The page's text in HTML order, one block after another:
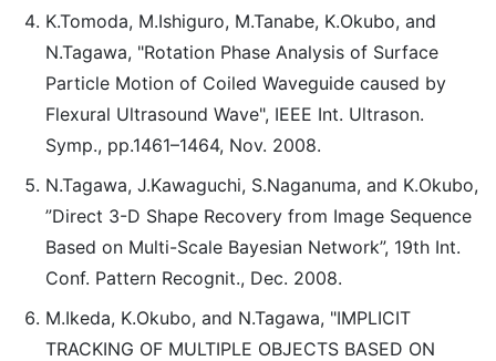
K.Tomoda, M.Ishiguro, M.Tanabe, K.Okubo, and
N.Tagawa, "Rotation Phase Analysis of Surface
Particle Motion of Coiled Waveguide caused by
Flexural Ultrasound Wave", IEEE Int. Ultrason.
Symp., pp.1461–1464, Nov. 2008.
N.Tagawa, J.Kawaguchi, S.Naganuma, and K.Okubo,
”Direct 3-D Shape Recovery from Image Sequence
Based on Multi-Scale Bayesian Network”, 19th Int.
Conf. Pattern Recognit., Dec. 2008.
M.Ikeda, K.Okubo, and N.Tagawa, "IMPLICIT
TRACKING OF MULTIPLE OBJECTS BASED ON